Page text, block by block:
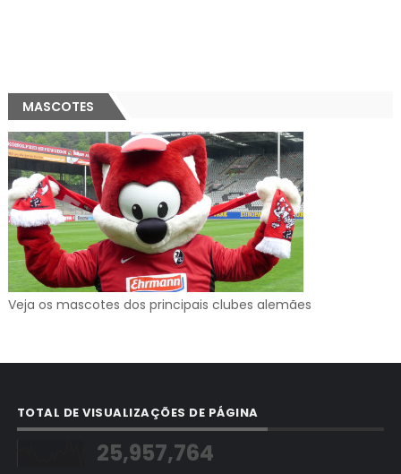
MASCOTES
Veja os mascotes dos principais clubes alemães
TOTAL DE VISUALIZAÇÕES DE PÁGINA
25,957,764